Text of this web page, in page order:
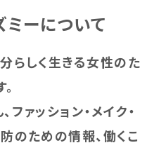
ミーについて
らしく生きる女性のた
ァッション・メイク・
のための情報、働くこ